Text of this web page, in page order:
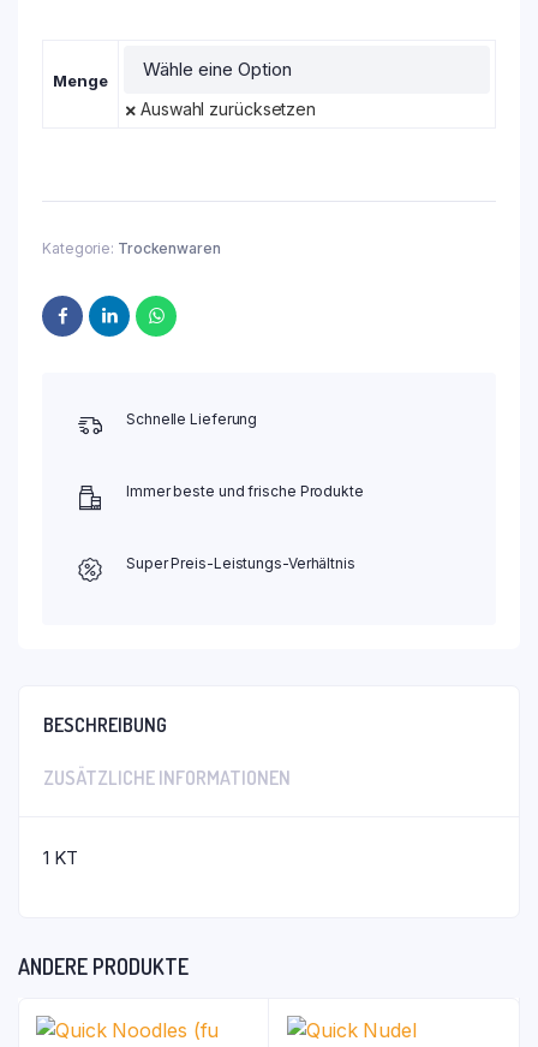
Menge
Auswahl zurücksetzen
Kategorie: Trockenwaren
Schnelle Lieferung
Immer beste und frische Produkte
Super Preis-Leistungs-Verhältnis
BESCHREIBUNG
ZUSÄTZLICHE INFORMATIONEN
1 KT
ANDERE PRODUKTE